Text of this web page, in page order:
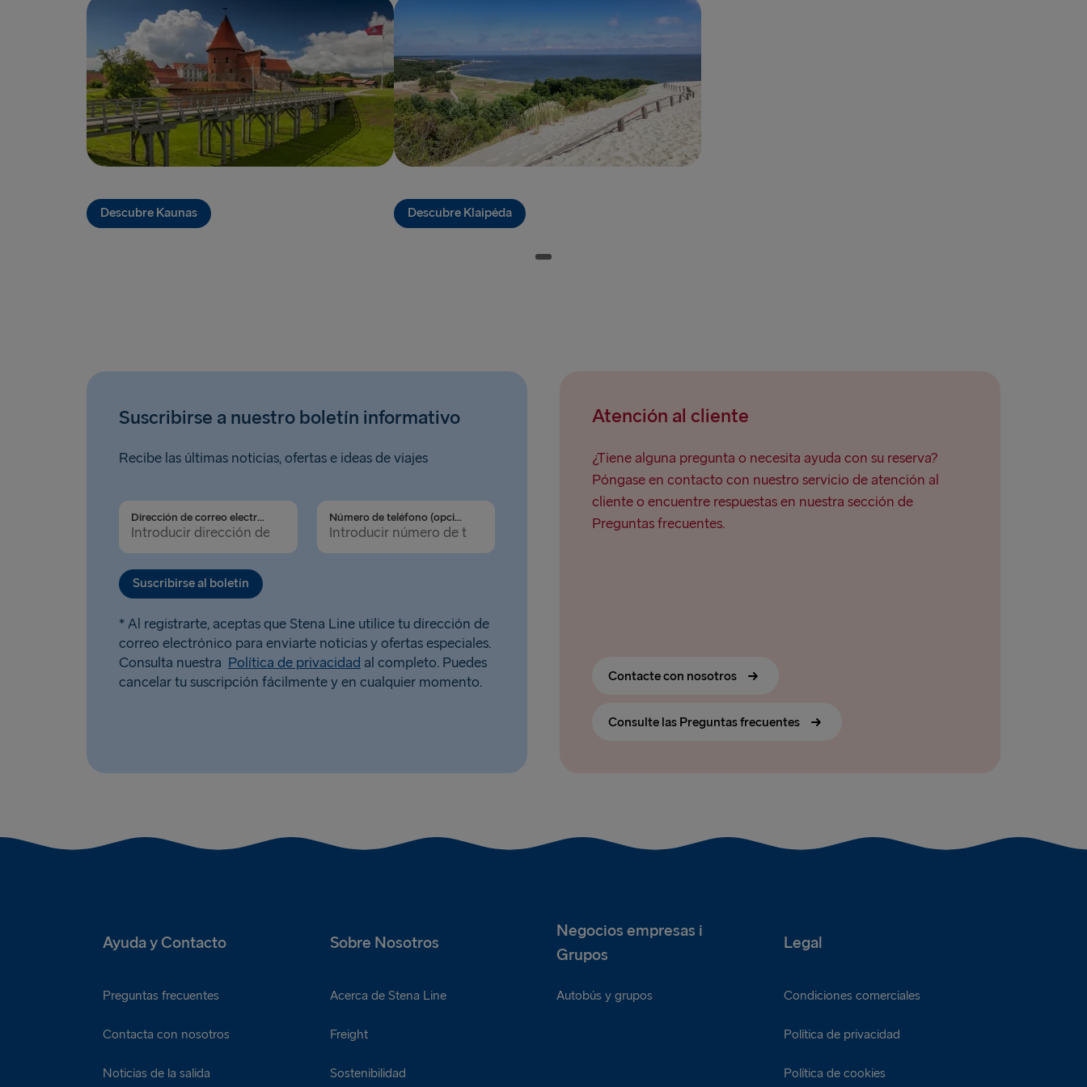
Kiel → Gothenburg
Liepāja → Travemünde
Nynäshamn → Ventspils
Rosslare → Fishguard
Rostock → Trelleborg
Descubre Kaunas Descubre Klaipėda
Suscribirse a nuestro boletín informativo
Recibe las últimas noticias, ofertas e ideas de viajes
Dirección de correo electrónico Número de teléfono (opcional)
Suscribirse al boletín
* Al registrarte, aceptas que Stena Line utilice tu dirección de
correo electrónico para enviarte noticias y ofertas especiales.
Consulta nuestra Política de privacidad al completo. Puedes
cancelar tu suscripción fácilmente y en cualquier momento.
Atención al cliente
¿Tiene alguna pregunta o necesita ayuda con su reserva?
Póngase en contacto con nuestro servicio de atención al
cliente o encuentre respuestas en nuestra sección de
Preguntas frecuentes.
Contacte con nosotros
Consulte las Preguntas frecuentes
Ayuda y Contacto Sobre Nosotros
Negocios empresas i
Grupos
Legal
Preguntas frecuentes
Contacta con nosotros
Noticias de la salida
Acerca de Stena Line
Freight
Sostenibilidad
Autobús y grupos Condiciones comerciales
Política de privacidad
Política de cookies